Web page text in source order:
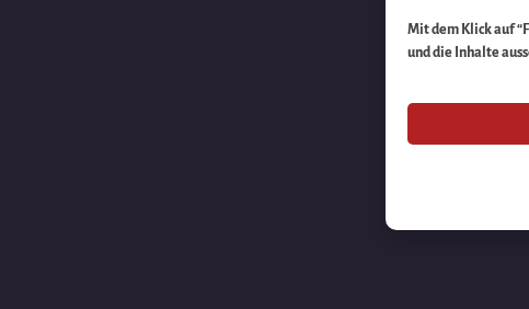
Mit dem Klick auf
und die Inhalte